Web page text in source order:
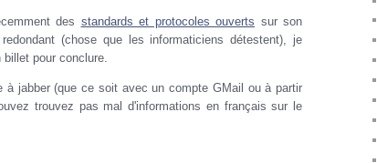
des standards et protocoles ouverts sur son
(chose que les informaticiens détestent), je
pour conclure.
jabber (que ce soit avec un compte GMail ou à partir
trouvez pas mal d'informations en français sur le